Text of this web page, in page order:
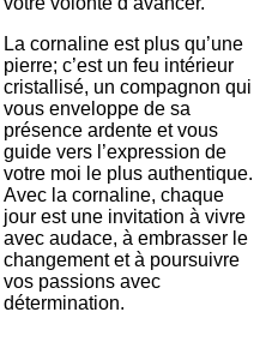
La cornaline est plus qu’une
pierre; c’est un feu intérieur
cristallisé, un compagnon qui
vous enveloppe de sa
présence ardente et vous
guide vers l’expression de
votre moi le plus authentique.
Avec la cornaline, chaque
jour est une invitation à vivre
avec audace, à embrasser le
changement et à poursuivre
vos passions avec
détermination.